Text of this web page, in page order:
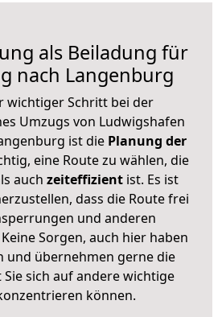
als Beiladung für
nach Langenburg
wichtiger Schritt bei der
Umzugs von Ludwigshafen
ist die Planung der
eine Route zu wählen, die
auch zeiteffizientist. Es ist
dass die Route frei
und anderen
Sorgen, auch hier haben
und übernehmen gerne die
sich auf andere wichtige
können.